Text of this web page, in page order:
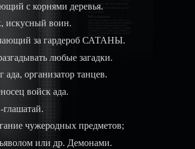
с корнями деревья.
искусный воин.
за гардероб САТАНЫ.
любые загадки.
организатор танцев.
войск ада.
чужеродных предметов;
или др. Демонами.